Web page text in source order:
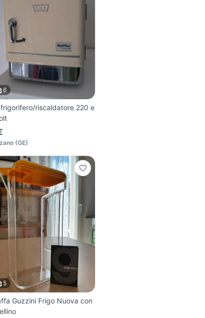
6
frigorifero/riscaldatore 220 e
(GE)
5
Guzzini Frigo Nuova con